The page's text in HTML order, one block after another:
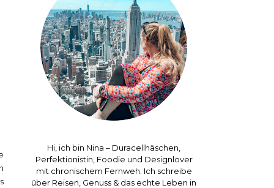
Hi, ich bin Nina – Duracellhäschen,
Perfektionistin, Foodie und Designlover
mit chronischem Fernweh. Ich schreibe
über Reisen, Genuss & das echte Leben in